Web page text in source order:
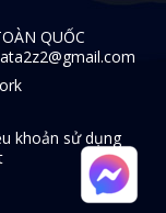
QUỐC
khoản sử dụng